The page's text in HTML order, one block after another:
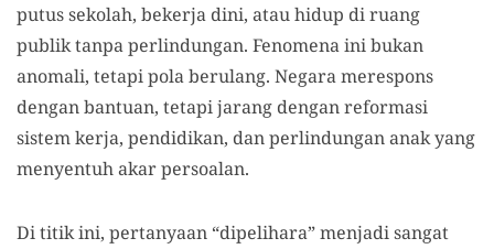
putus sekolah, bekerja dini, atau hidup di ruang
publik tanpa perlindungan. Fenomena ini bukan
anomali, tetapi pola berulang. Negara merespons
dengan bantuan, tetapi jarang dengan reformasi
sistem kerja, pendidikan, dan perlindungan anak yang
menyentuh akar persoalan.
Di titik ini, pertanyaan “dipelihara” menjadi sangat